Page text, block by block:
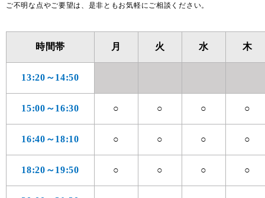
ご不明な点やご要望は、是非ともお気軽にご相談ください。
時間帯 月 火 水 木
13:20 ～14:50
15:00 ～16:30 ○ ○ ○ ○
16:40 ～18:10 ○ ○ ○ ○
18:20 ～19:50 ○ ○ ○ ○